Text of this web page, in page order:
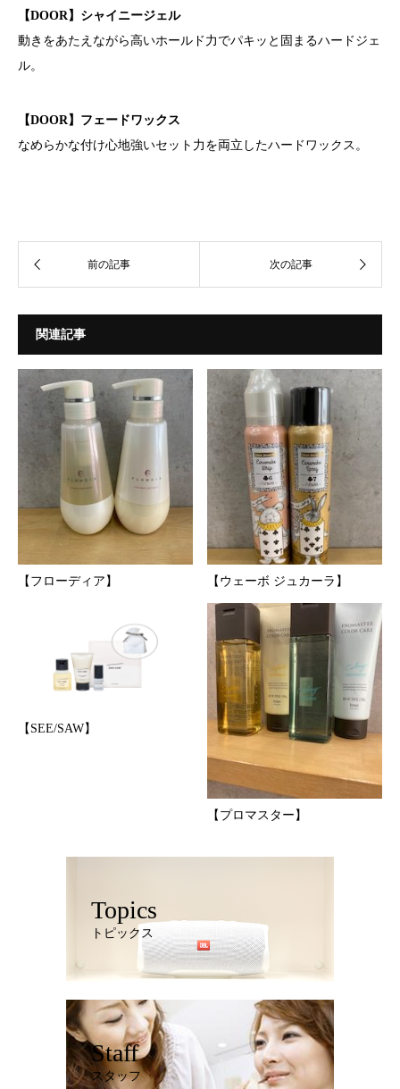
【DOOR】シャイニージェル
動きをあたえながら高いホールド力でパキッと固まるハードジェ
ル。
【DOOR】フェードワックス
なめらかな付け心地強いセット力を両立したハードワックス。
関連記事
【フローディア】 【ウェーボ ジュカーラ】
【SEE/SAW】
【プロマスター】
Topics
トピックス
Staff
スタッフ